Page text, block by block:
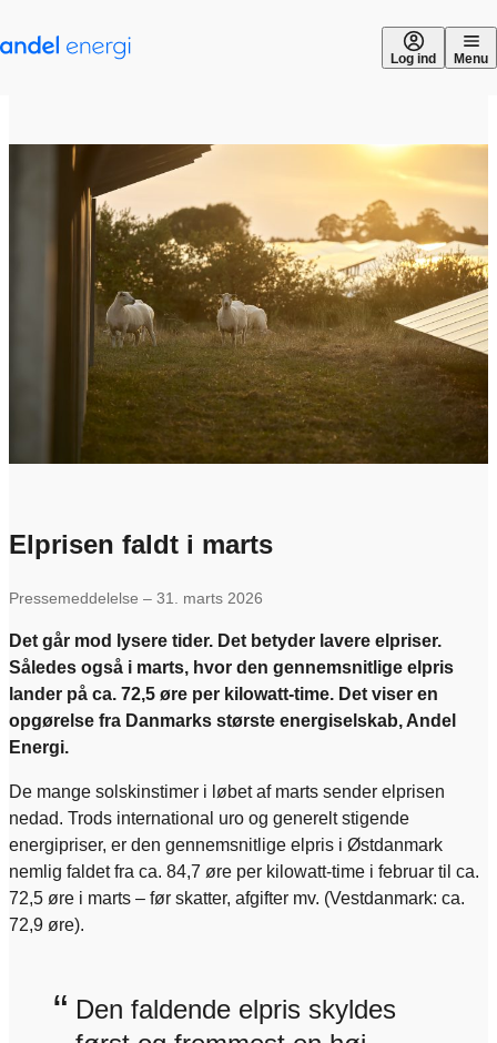
Log ind Menu
Elprisen faldt i marts
Pressemeddelelse – 31. marts 2026
Det går mod lysere tider. Det betyder lavere elpriser.
Således også i marts, hvor den gennemsnitlige elpris
lander på ca. 72,5 øre per kilowatt-time. Det viser en
opgørelse fra Danmarks største energiselskab, Andel
Energi.
De mange solskinstimer i løbet af marts sender elprisen
nedad. Trods international uro og generelt stigende
energipriser, er den gennemsnitlige elpris i Østdanmark
nemlig faldet fra ca. 84,7 øre per kilowatt-time i februar til ca.
72,5 øre i marts – før skatter, afgifter mv. (Vestdanmark: ca.
72,9 øre).
“ Den faldende elpris skyldes